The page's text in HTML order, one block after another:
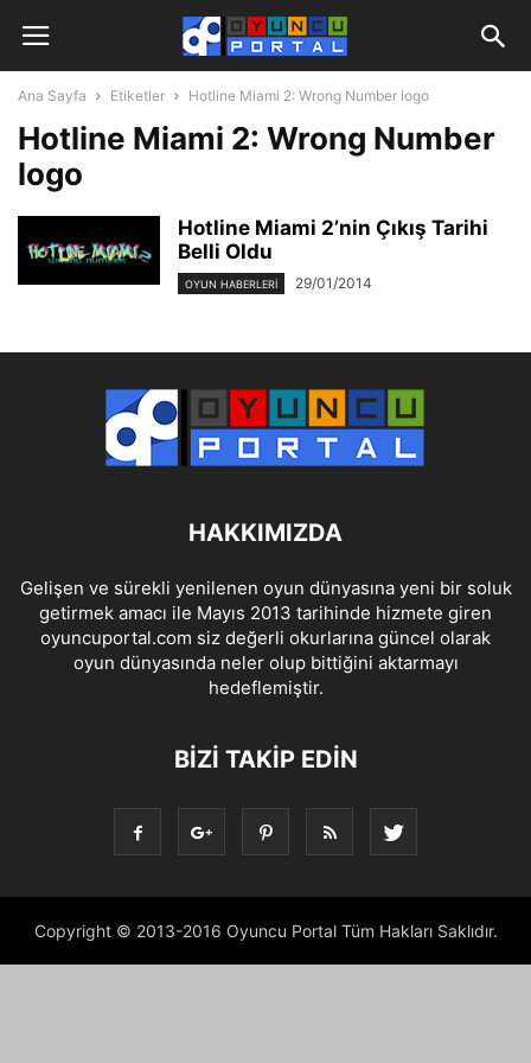
Ana Sayfa Etiketler Hotline Miami 2: Wrong Number logo
Hotline Miami 2: Wrong Number
logo
Hotline Miami 2’nin Çıkış Tarihi
Belli Oldu
OYUN HABERLERI 29/01/2014
HAKKIMIZDA
Gelişen ve sürekli yenilenen oyun dünyasına yeni bir soluk
getirmek amacı ile Mayıs 2013 tarihinde hizmete giren
oyuncuportal.com siz değerli okurlarına güncel olarak
oyun dünyasında neler olup bittiğini aktarmayı
hedeflemiştir.
BIZI TAKIP EDIN
Copyright © 2013-2016 Oyuncu Portal Tüm Hakları Saklıdır.